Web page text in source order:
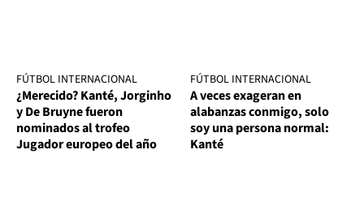
FÚTBOL INTERNACIONAL
¿Merecido? Kanté, Jorginho
y De Bruyne fueron
nominados al trofeo
Jugador europeo del año
FÚTBOL INTERNACIONAL
A veces exageran en
alabanzas conmigo, solo
soy una persona normal:
Kanté